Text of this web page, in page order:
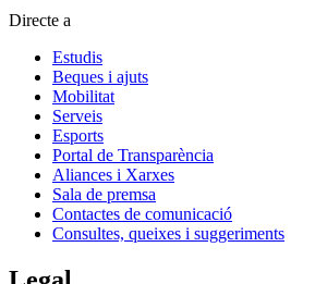
Directe a
Estudis
Beques i ajuts
Mobilitat
Serveis
Esports
Portal de Transparència
Aliances i Xarxes
Sala de premsa
Contactes de comunicació
Consultes, queixes i suggeriments